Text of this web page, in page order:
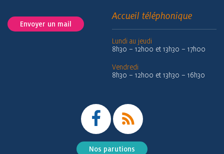
Envoyer un mail
Accueil téléphonique
Lundi au jeudi
8h30 – 12h00 et 13h30 – 17h00
Vendredi
8h30 – 12h00 et 13h30 – 16h30
Nos parutions